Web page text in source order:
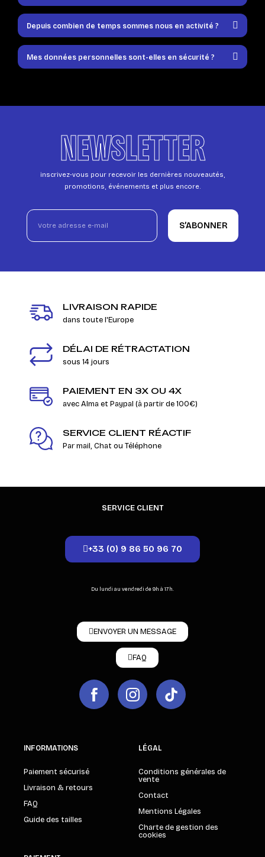
Depuis combien de temps sommes nous en activité ?
Mes données personnelles sont-elles en sécurité ?
NEWSLETTER
inscrivez-vous pour recevoir les dernières nouveautés,
promotions, événements et plus encore.
S’ABONNER
LIVRAISON RAPIDE
dans toute l'Europe
DÉLAI DE RÉTRACTATION
sous 14 jours
PAIEMENT EN 3X OU 4X
avec Alma et Paypal (à partir de 100€)
SERVICE CLIENT RÉACTIF
Par mail, Chat ou Téléphone
SERVICE CLIENT
+33 (0) 9 86 50 96 70
Du lundi au vendredi de 9h à 17h.
ENVOYER UN MESSAGE
FAQ
INFORMATIONS
Paiement sécurisé
Livraison & retours
FAQ
Guide des tailles
LÉGAL
Conditions générales de
vente
Contact
Mentions Légales
Charte de gestion des
cookies